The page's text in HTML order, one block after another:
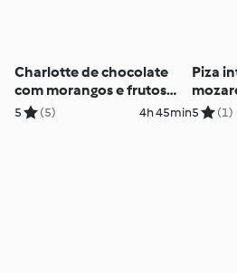
Charlotte de chocolate
com morangos e frutos
vermelhos
5 (5) 4h 45min
Piza
5 (1)